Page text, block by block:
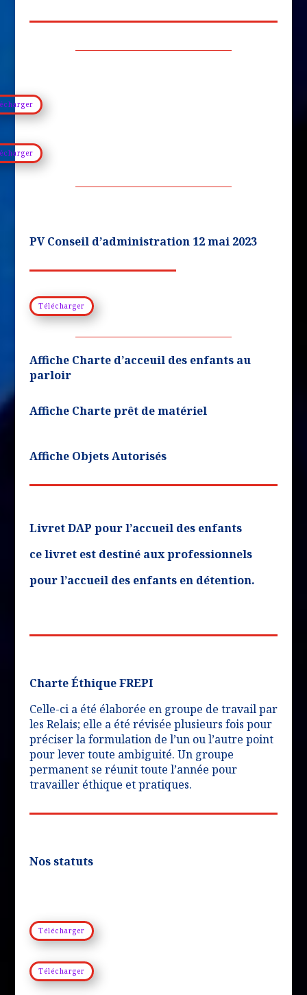
PV Conseil d’administration 12 mai 2023
Télécharger
Affiche Charte d’acceuil des enfants au
parloir
Affiche Charte prêt de matériel
Affiche Objets Autorisés
Livret DAP pour l’accueil des enfants
ce livret est destiné aux professionnels
pour l’accueil des enfants en détention.
Charte Éthique FREPI
Celle-ci a été élaborée en groupe de travail par
les Relais; elle a été révisée plusieurs fois pour
préciser la formulation de l’un ou l’autre point
pour lever toute ambiguité. Un groupe
permanent se réunit toute l’année pour
travailler éthique et pratiques.
Nos statuts
Télécharger
Télécharger